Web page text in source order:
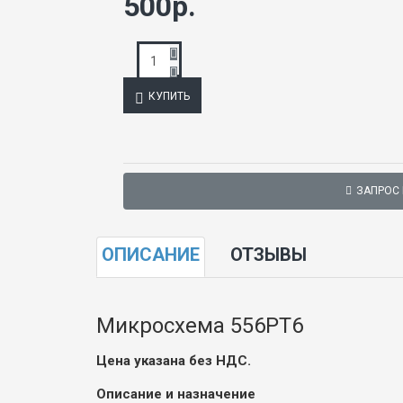
КУПИТЬ
ОПИСАНИЕ ОТЗЫВЫ
Микросхема 556РТ6
Цена указана без НДС.
Описание и назначение